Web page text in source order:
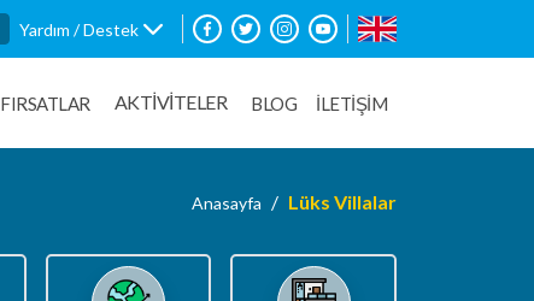
Yardım / Destek
FIRSATLAR AKTİVİTELER BLOG İLETİŞİM
Anasayfa Lüks Villalar